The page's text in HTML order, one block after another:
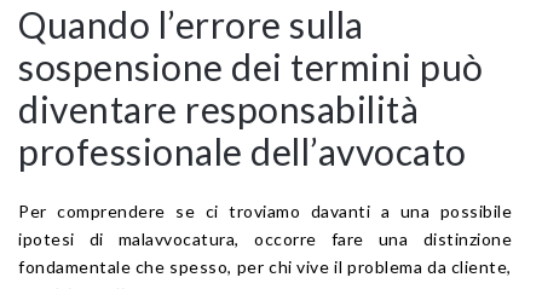
Quando l’errore sulla
sospensione dei termini può
diventare responsabilità
professionale dell’avvocato
Per comprendere se ci troviamo davanti a una possibile
ipotesi di malavvocatura, occorre fare una distinzione
fondamentale che spesso, per chi vive il problema da cliente,